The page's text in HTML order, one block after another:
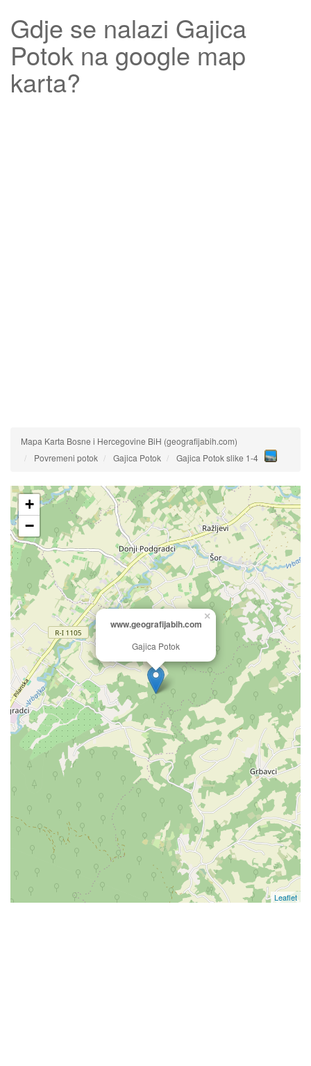
Gdje se nalazi Gajica
Potok na google map
karta?
Mapa Karta Bosne i Hercegovine BiH (geografijabih.com)
Povremeni potok
Gajica Potok Gajica Potok slike 1-4
www.geografijabih.com
Gajica Potok
×
+
−
Leaflet